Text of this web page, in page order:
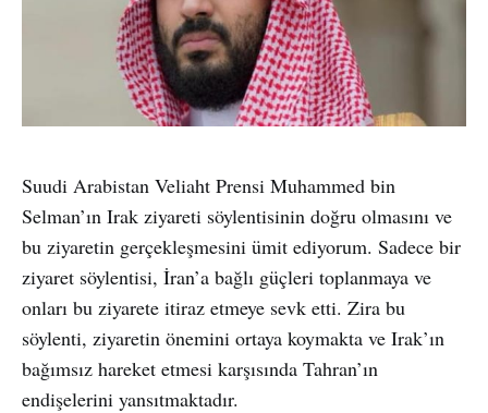
Suudi Arabistan Veliaht Prensi Muhammed bin
Selman’ın Irak ziyareti söylentisinin doğru olmasını ve
bu ziyaretin gerçekleşmesini ümit ediyorum. Sadece bir
ziyaret söylentisi, İran’a bağlı güçleri toplanmaya ve
onları bu ziyarete itiraz etmeye sevk etti. Zira bu
söylenti, ziyaretin önemini ortaya koymakta ve Irak’ın
bağımsız hareket etmesi karşısında Tahran’ın
endişelerini yansıtmaktadır.